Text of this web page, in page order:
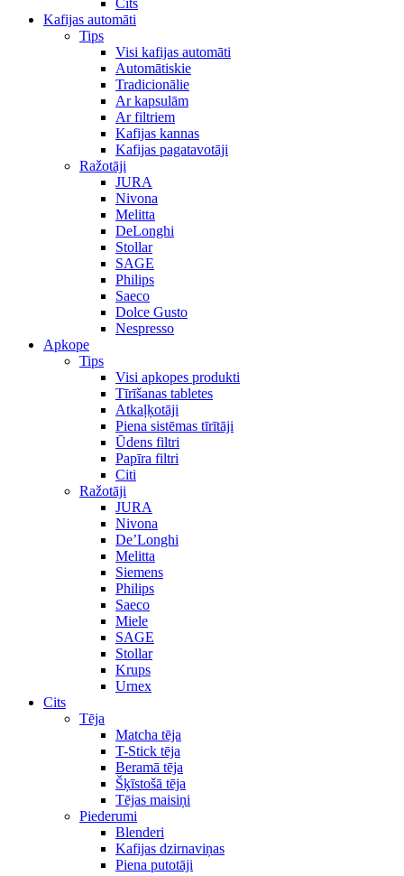
Cits
Kafijas automāti
Tips
Visi kafijas automāti
Automātiskie
Tradicionālie
Ar kapsulām
Ar filtriem
Kafijas kannas
Kafijas pagatavotāji
Ražotāji
JURA
Nivona
Melitta
DeLonghi
Stollar
SAGE
Philips
Saeco
Dolce Gusto
Nespresso
Apkope
Tips
Visi apkopes produkti
Tīrīšanas tabletes
Atkaļķotāji
Piena sistēmas tīrītāji
Ūdens filtri
Papīra filtri
Citi
Ražotāji
JURA
Nivona
De’Longhi
Melitta
Siemens
Philips
Saeco
Miele
SAGE
Stollar
Krups
Urnex
Cits
Tēja
Matcha tēja
T-Stick tēja
Beramā tēja
Šķīstošā tēja
Tējas maisiņi
Piederumi
Blenderi
Kafijas dzirnaviņas
Piena putotāji